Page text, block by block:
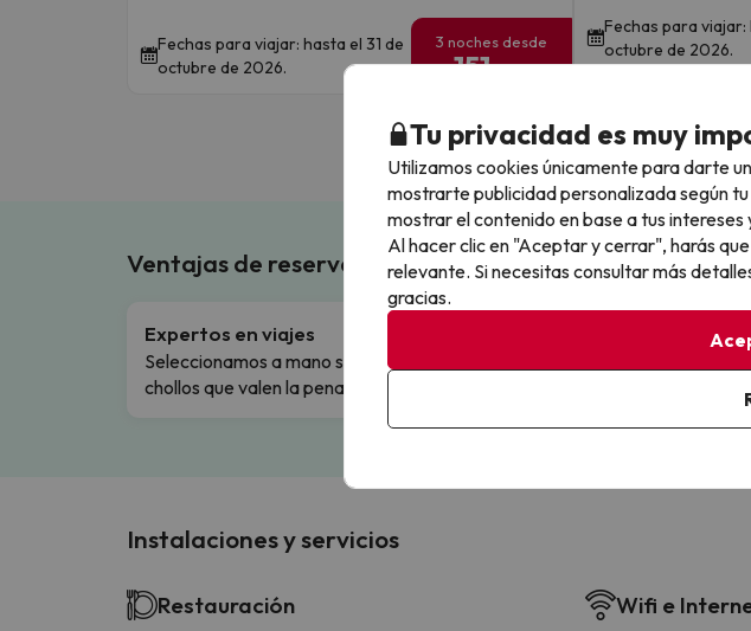
Fechas para viajar: hasta el 31 de
octubre de 2026.
3 noches desde
151€
Fechas para viajar:
octubre de 2026.
Ver
Ventajas de reservar en Buscounchollo
Expertos en viajes
Seleccionamos a mano solo los
chollos que valen la pena.
Cancela sin complicaciones
Instalaciones y servicios
Restauración Wifi e
Tu privacidad es muy
Utilizamos cookies únicamente para darte
mostrarte publicidad personalizada según
mostrar el contenido en base a tus
Al hacer clic en "Aceptar y cerrar", harás
relevante. Si necesitas consultar más
gracias.